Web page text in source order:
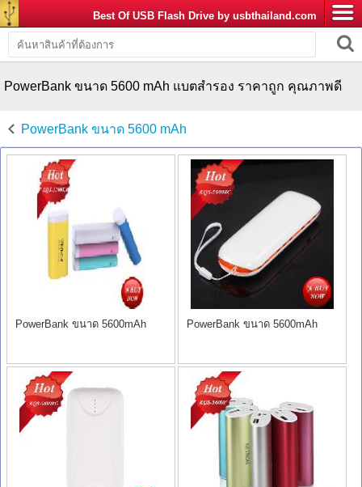
Best Of USB Flash Drive by usbthailand.com
PowerBank ขนาด 5600 mAh แบตสํารอง ราคาถูก คุณภาพดี
PowerBank ขนาด 5600 mAh
PowerBank ขนาด 5600mAh PowerBank ขนาด 5600mAh